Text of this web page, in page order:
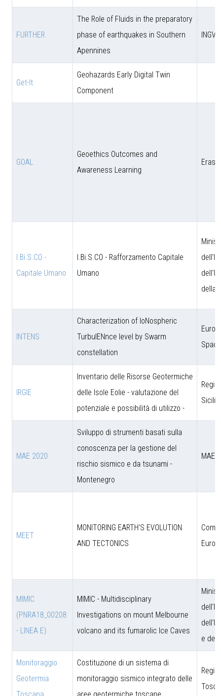
FURTHER
The Role of Fluids in the preparatory
phase of earthquakes in Southern
Apennines
INGV
Get-It
Geohazards Early Digital Twin
Component
GOAL
Geoethics Outcomes and
Awareness Learning
I.Bi.S.CO -
Capitale Umano
I.Bi.S.CO - Rafforzamento Capitale
Umano
della
INTENS
Characterization of IoNospheric
TurbulENnce level by Swarm
constellation
IRGIE
Inventario delle Risorse Geotermiche
delle Isole Eolie - valutazione del
potenziale e possibilità di utilizzo -
MAE 2020
Sviluppo di strumenti basati sulla
conoscenza per la gestione del
rischio sismico e da tsunami -
Montenegro
MAE
MEET
MONITORING EARTH'S EVOLUTION
AND TECTONICS
MIMIC
(PNRA18_00208
- LINEA E)
MIMIC - Multidisciplinary
Investigations on mount Melbourne
volcano and its fumarolic Ice Caves
e
Monitoraggio
Geotermia
Toscana
Costituzione di un sistema di
monitoraggio sismico integrato delle
aree geotermiche toscane